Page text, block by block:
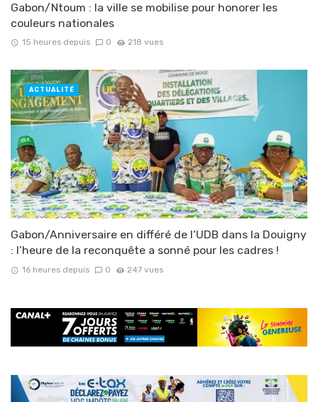
Gabon/Ntoum : la ville se mobilise pour honorer les
couleurs nationales
15 heures depuis 0 218 vues
Gabon/Anniversaire en différé de l’UDB dans la Douigny
: l’heure de la reconquête a sonné pour les cadres !
16 heures depuis 0 247 vues
ACTUALITÉ